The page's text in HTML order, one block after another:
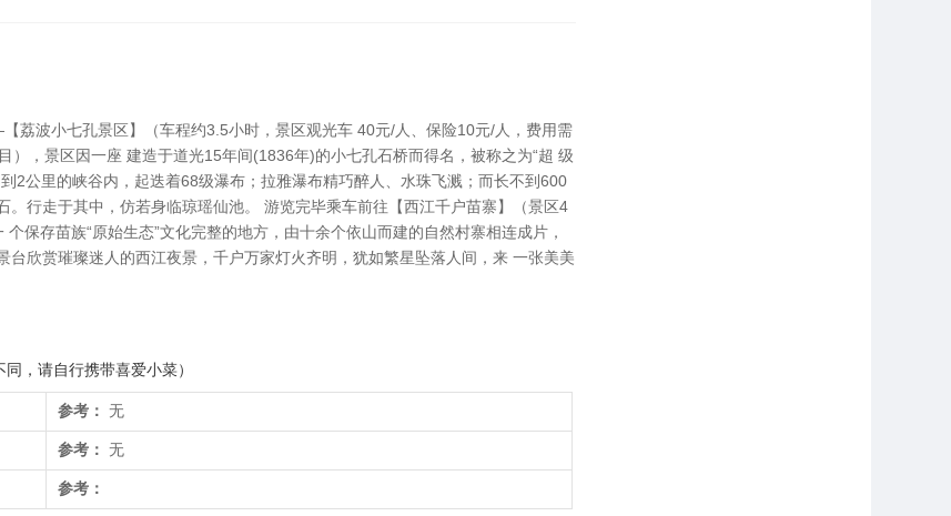
荔波小七孔景区】（车程约3.5小时，景区观光车 40元/人、保险10元/人，费用需
），景区因一座 建造于道光15年间(1836年)的小七孔石桥而得名，被称之为“超 级
2公里的峡谷内，起迭着68级瀑布；拉雅瀑布精巧醉人、水珠飞溅；而长不到600
行走于其中，仿若身临琼瑶仙池。 游览完毕乘车前往【西江千户苗寨】（景区4
保存苗族“原始生态”文化完整的地方，由十余个依山而建的自然村寨相连成片，
欣赏璀璨迷人的西江夜景，千户万家灯火齐明，犹如繁星坠落人间，来 一张美美
，请自行携带喜爱小菜）
参考： 无
参考： 无
参考：